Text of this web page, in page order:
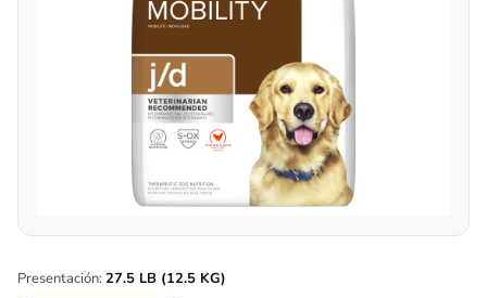
Presentación: 27.5 LB (12.5 KG)